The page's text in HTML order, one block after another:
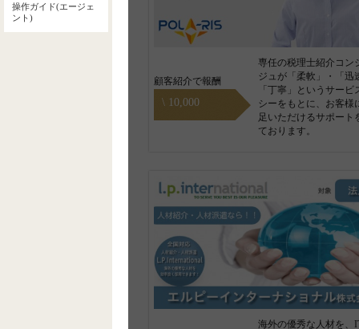
専任の税理士紹介コン
ジュが「柔軟」・「迅
「丁寧」というサービ
シーをもとに、お客様
足いただけるサポート
ております。
\ 10,000
顧客紹介で報酬
海外の優秀な人材を、